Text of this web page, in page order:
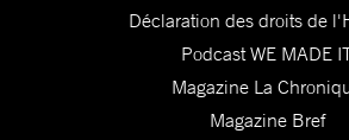
Déclaration des droits de
Podcast WE MADE
Magazine La
Magazine Bref